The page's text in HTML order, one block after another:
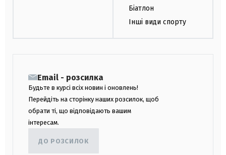
Біатлон
Інші види спорту
Email - розсилка
Будьте в курсі всіх новин і оновлень!
Перейдіть на сторінку наших розсилок, щоб
обрати ті, що відповідають вашим
інтересам.
ДО РОЗСИЛОК